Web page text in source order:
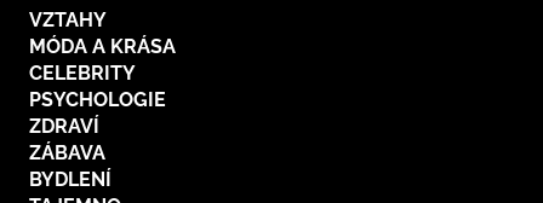
VZTAHY
MÓDA A KRÁSA
CELEBRITY
PSYCHOLOGIE
ZDRAVÍ
ZÁBAVA
BYDLENÍ